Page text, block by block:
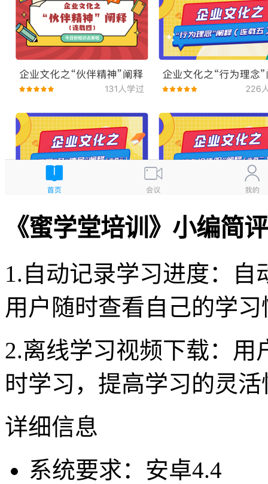
《蜜学堂培训》小编简
1.自动记录学习进度：
用户随时查看自己的学
2.离线学习视频下载：
时学习，提高学习的灵活
详细信息
系统要求：安卓4.4